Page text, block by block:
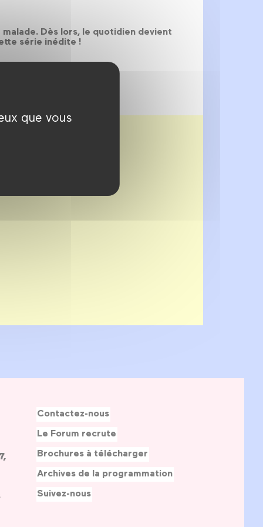
que vous
Dès lors, le quotidien devient
série inédite !
Contactez-nous
Le Forum recrute
Brochures à télécharger
Archives de la programmation
Suivez-nous